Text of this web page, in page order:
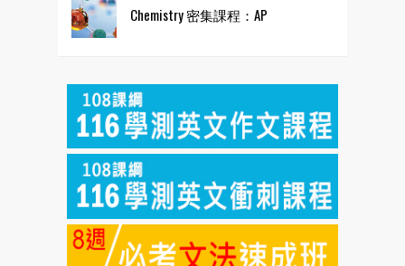
Chemistry 密集課程：AP